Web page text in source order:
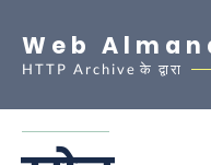
Web
HTTP Archive के द्वारा